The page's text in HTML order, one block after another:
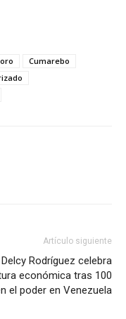
Cumarebo
Artículo siguiente
Delcy Rodríguez celebra
económica tras 100
el poder en Venezuela